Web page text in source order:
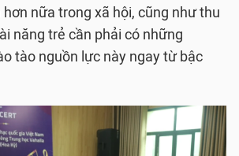
nữa trong xã hội, cũng như thu
năng trẻ cần phải có những
tào nguồn lực này ngay từ bậc